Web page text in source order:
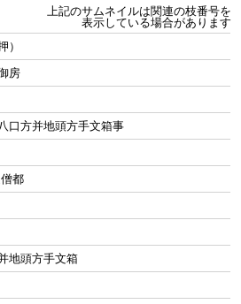
上記のサムネイルは関連の枝番号を
表示している場合があります
）
房
口方并地頭方手文箱事
都
地頭方手文箱